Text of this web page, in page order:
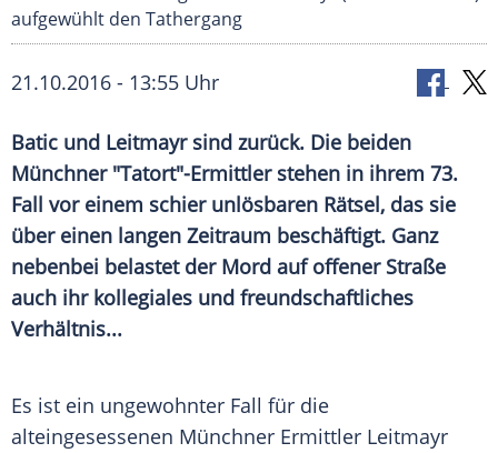
aufgewühlt den Tathergang
21.10.2016 - 13:55 Uhr
Batic und Leitmayr sind zurück. Die beiden
Münchner "Tatort"-Ermittler stehen in ihrem 73.
Fall vor einem schier unlösbaren Rätsel, das sie
über einen langen Zeitraum beschäftigt. Ganz
nebenbei belastet der Mord auf offener Straße
auch ihr kollegiales und freundschaftliches
Verhältnis...
Es ist ein ungewohnter Fall für die
alteingesessenen Münchner Ermittler Leitmayr